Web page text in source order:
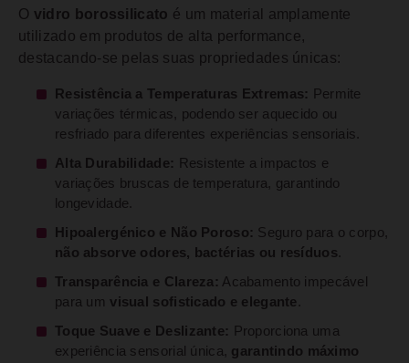
O vidro borossilicato é um material amplamente
utilizado em produtos de alta performance,
destacando-se pelas suas propriedades únicas:
Resistência a Temperaturas Extremas:
Permite
variações térmicas, podendo ser aquecido ou
resfriado para diferentes experiências sensoriais.
Alta Durabilidade:
Resistente a impactos e
variações bruscas de temperatura, garantindo
longevidade.
Hipoalergénico e Não Poroso: Seguro para o corpo,
não absorve odores, bactérias ou resíduos
Transparência e Clareza: Acabamento impecável
para um visual sofisticado e elegante
Toque Suave e Deslizante:
Proporciona uma
experiência sensorial única, garantindo máximo